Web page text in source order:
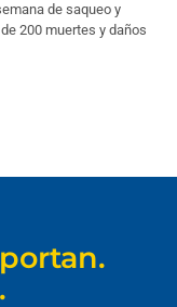
de saqueo y
200 muertes y daños